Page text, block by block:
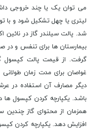
می توان یک یا چند خروجی
لیتری یا چهل تشکیل شود و با
شد. پالت سیلندر گاز در نائین
بیمارستان ها برای تنفس و در
گرفت. از قیمت پالت کپسول
غواصان برای مدت زمان طولانی
دیگر مصارف آن استفاده در
باشد. یکپارچه کردن کپسول ها
همزمان از محتوای گاز
افزایش دهد. یکپارچه کردن